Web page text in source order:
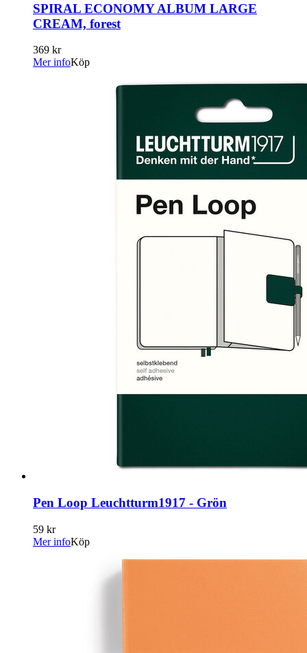
SPIRAL ECONOMY ALBUM LARGE
CREAM, forest
369 kr
Mer infoKöp
Pen Loop Leuchtturm1917 - Grön
59 kr
Mer infoKöp